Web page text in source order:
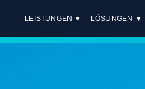
LEISTUNGEN LÖSUNGEN